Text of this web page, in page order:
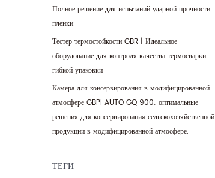
Полное решение для испытаний ударной прочности
пленки
Тестер термостойкости GBR | Идеальное
оборудование для контроля качества термосварки
гибкой упаковки
Камера для консервирования в модифицированной
атмосфере GBPI AUTO GQ 900: оптимальные
решения для консервирования сельскохозяйственной
продукции в модифицированной атмосфере.
ТЕГИ